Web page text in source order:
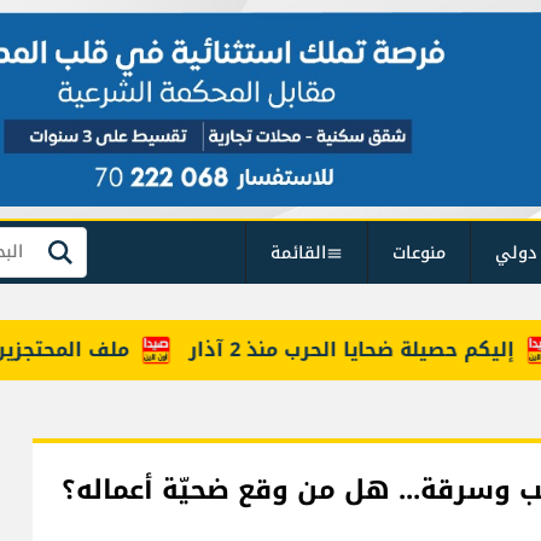
منوعات القائمة بحث
ملف المحتجزين حصيلة ضحايا الحرب منذ 2 آذار
وسرقة... هل من وقع ضحيّة أعماله؟